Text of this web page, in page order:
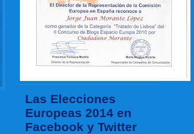
Las Elecciones
Europeas 2014 en
Facebook y Twitter